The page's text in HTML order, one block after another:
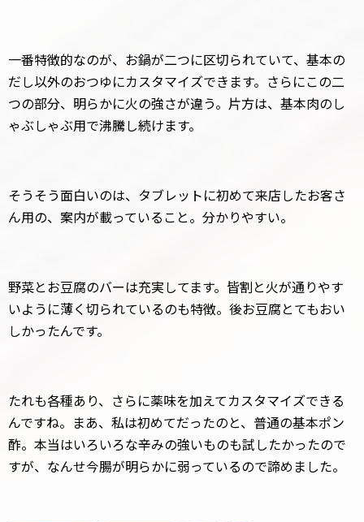
一番特徴的なのが、お鍋が二つに区切られていて、基本の
だし以外のおつゆにカスタマイズできます。さらにこの二
つの部分、明らかに火の強さが違う。片方は、基本肉のし
ゃぶしゃぶ用で沸騰し続けます。
そうそう面白いのは、タブレットに初めて来店したお客さ
ん用の、案内が載っていること。分かりやすい。
野菜とお豆腐のバーは充実してます。皆割と火が通りやす
いように薄く切られているのも特徴。後お豆腐とてもおい
しかったんです。
たれも各種あり、さらに薬味を加えてカスタマイズできる
んですね。まあ、私は初めてだったのと、普通の基本ポン
酢。本当はいろいろな辛みの強いものも試したかったので
すが、なんせ今腸が明らかに弱っているので諦めました。